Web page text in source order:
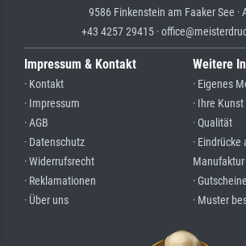
9586 Finkenstein am Faaker See ·
+43 4257 29415 ·
Impressum & Kontakt
· Kontakt
· Impressum
· AGB
· Datenschutz
· Widerrufsrecht
· Reklamationen
· Über uns
Weitere
· Eigenes
· Ihre
· Qualität
·
Manufaktur
· Gutscheine
· Muster